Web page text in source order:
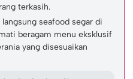
terkasih.
seafood segar di
beragam menu eksklusif
yang disesuaikan